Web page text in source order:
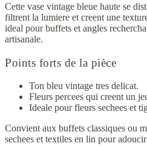
Cette vase vintage bleue haute se
filtrent la lumiere et creent une
ideal pour buffets et angles
artisanale.
Points forts de la pièce
Ton bleu vintage tres delicat.
Fleurs percees qui creent un
Ideale pour fleurs sechees et
Convient aux buffets classiques ou
sechees et textiles en lin pour